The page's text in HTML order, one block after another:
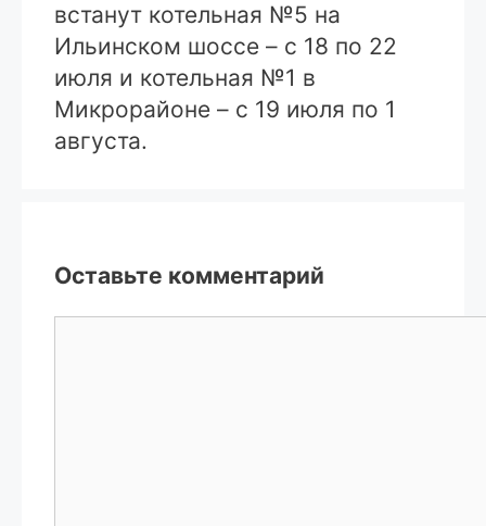
встанут котельная №5 на
Ильинском шоссе – с 18 по 22
июля и котельная №1 в
Микрорайоне – с 19 июля по 1
августа.
Оставьте комментарий